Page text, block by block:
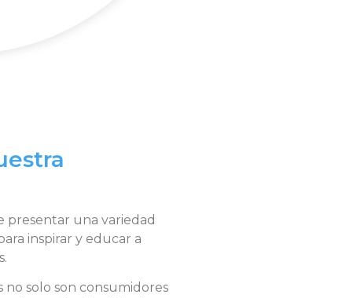
presentar una variedad
inspirar y educar a
solo son consumidores